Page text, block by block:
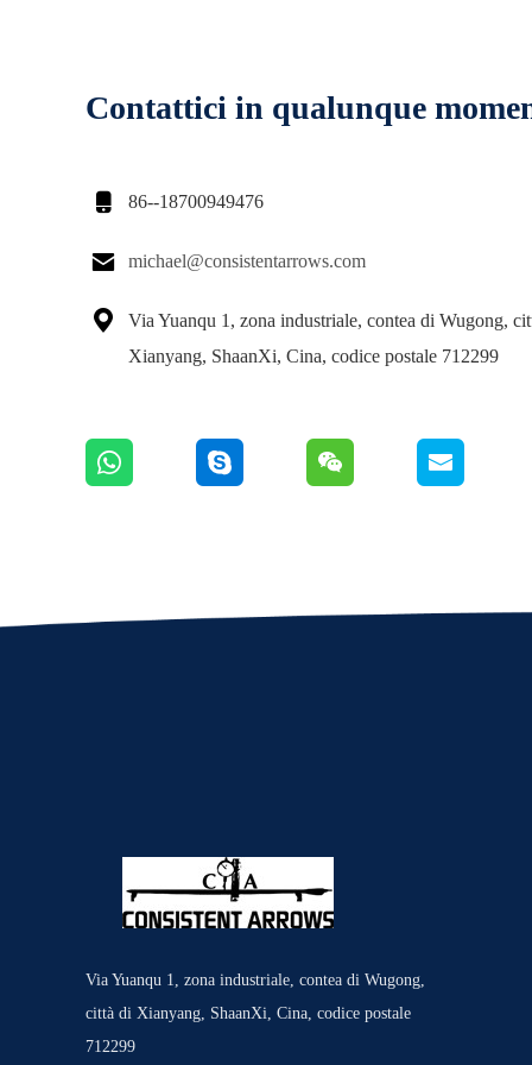
Contattici in qualunque
 86--18700949476
 michael@consistentarrows.com

Via Yuanqu 1, zona industriale, contea di Wugong,
Xianyang, ShaanXi, Cina, codice postale 712299
Via Yuanqu 1, zona industriale, contea di Wugong,
città di Xianyang, ShaanXi, Cina, codice postale
712299